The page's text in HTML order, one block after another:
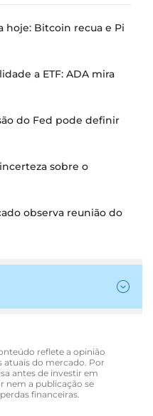
hoje: Bitcoin recua e Pi
a ETF: ADA mira
do Fed pode definir
sobre o
observa reunião do
reflete a opinião
atuais do mercado. Por
antes de investir em
nem a publicação se
financeiras.